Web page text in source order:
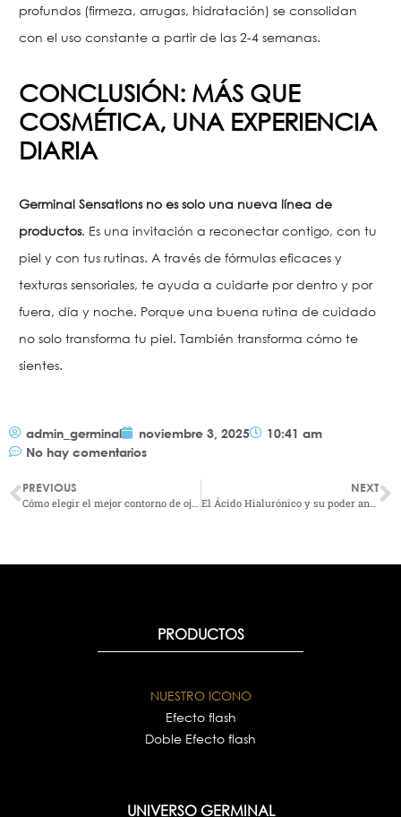
profundos (firmeza, arrugas, hidratación) se consolidan
con el uso constante a partir de las 2-4 semanas.
CONCLUSIÓN: MÁS QUE
COSMÉTICA, UNA EXPERIENCIA
DIARIA
Germinal Sensations no es solo una nueva línea de
productos. Es una invitación a reconectar contigo, con tu
piel y con tus rutinas. A través de fórmulas eficaces y
texturas sensoriales, te ayuda a cuidarte por dentro y por
fuera, día y noche. Porque una buena rutina de cuidado
no solo transforma tu piel. También transforma cómo te
sientes.
admin_germinal noviembre 3, 2025
10:41 am
No hay comentarios
PREVIOUS NEXT
PRODUCTOS
NUESTRO ICONO
Efecto flash
Doble Efecto flash
UNIVERSO GERMINAL